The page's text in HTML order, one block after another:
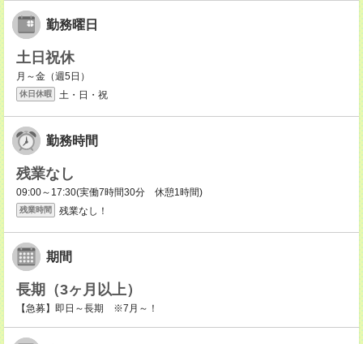
勤務曜日
土日祝休
月～金（週5日）
休日休暇 土・日・祝
勤務時間
残業なし
09:00～17:30(実働7時間30分 休憩1時間)
残業時間 残業なし！
期間
長期（3ヶ月以上）
【急募】即日～長期 ※7月～！